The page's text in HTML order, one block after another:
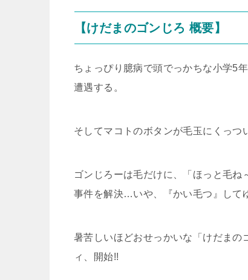
【けだまのゴンじろ 概要】
ちょっぴり臆病で頭でっかちな小学5
遭遇する。
そしてマコトのボタンが毛玉にくっつ
ゴンじろーは毛だけに、「ほっと毛
事件を解決…いや、『かい毛つ』し
暑苦しいほどおせっかいな「けだま
ィ、開始!!